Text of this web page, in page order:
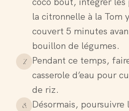
la citronnelle à la Tom
couvert 5 minutes
bouillon de légumes.
7.
Pendant ce temps,
casserole d’eau pour
de riz.
8.
Désormais, poursuivre